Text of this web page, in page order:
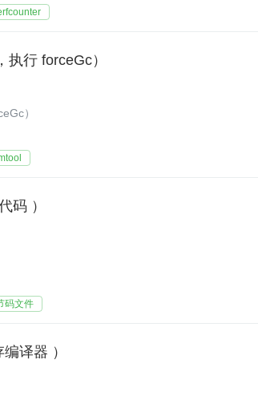
行 forceGc）
）
码 ）
码文件
译器 ）